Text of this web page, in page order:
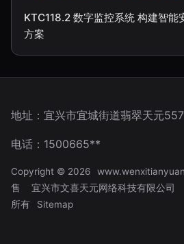
KTC118.2 数字监控系统 构建智能
方案
地址：宜兴市宜城街道翡翠天元
电话：1500665**
Copyright © 2026
售
宜兴市文喜天元网络科技有限公司
所有
Sitemap